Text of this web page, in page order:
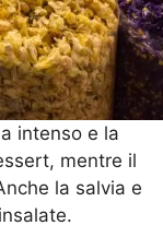
intenso e la
mentre il
la salvia e